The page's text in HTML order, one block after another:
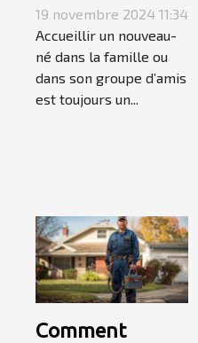
naissance
parfait avec les
produits
personnalisés de
19 novembre 2024 11:34
Accueillir un nouveau-
né dans la famille ou
dans son groupe d’amis
est toujours un...
Comment